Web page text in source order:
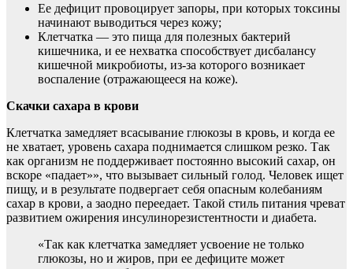
Ее дефицит провоцирует запоры, при которых токсины
начинают выводиться через кожу;
Клетчатка — это пища для полезных бактерий
кишечника, и ее нехватка способствует дисбалансу
кишечной микробиоты, из-за которого возникает
воспаление (отражающееся на коже).
Скачки сахара в крови
Клетчатка замедляет всасывание глюкозы в кровь, и когда ее
не хватает, уровень сахара поднимается слишком резко. Так
как организм не поддерживает постоянно высокий сахар, он
вскоре «падает»», что вызывает сильный голод. Человек ищет
пищу, и в результате подвергает себя опасным колебаниям
сахар в крови, а заодно переедает. Такой стиль питания чреват
развитием ожирения инсулинорезистентности и диабета.
«Так как клетчатка замедляет усвоение не только
глюкозы, но и жиров, при ее дефиците может